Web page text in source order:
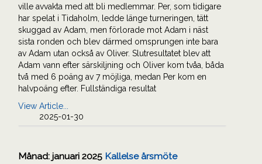
ville avvakta med att bli medlemmar. Per, som tidigare
har spelat i Tidaholm, ledde länge turneringen, tätt
skuggad av Adam, men förlorade mot Adam i näst
sista ronden och blev därmed omsprungen inte bara
av Adam utan också av Oliver. Slutresultatet blev att
Adam vann efter särskiljning och Oliver kom tvåa, båda
två med 6 poäng av 7 möjliga, medan Per kom en
halvpoäng efter. Fullständiga resultat
View Article...
2025-01-30
Månad: januari 2025 Kallelse årsmöte